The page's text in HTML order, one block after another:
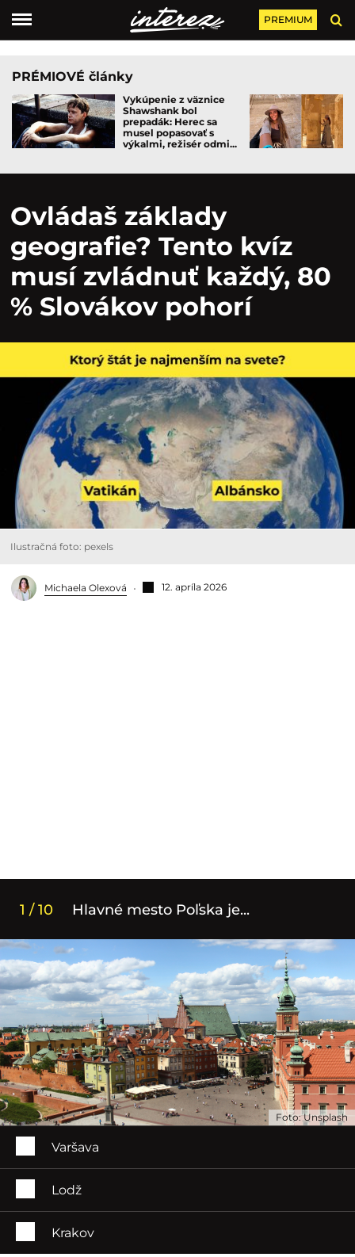
PREMIUM
PRÉMIOVÉ články
Vykúpenie z väznice
Shawshank bol
prepadák: Herec sa
musel popasovať s
výkalmi, režisér odmi...
Ovládaš základy
geografie? Tento kvíz
musí zvládnuť každý, 80
% Slovákov pohorí
Ilustračná foto: pexels
Michaela Olexová 12. apríla 2026
1 / 10 Hlavné mesto Poľska je...
Foto: Unsplash
Varšava
Lodž
Krakov